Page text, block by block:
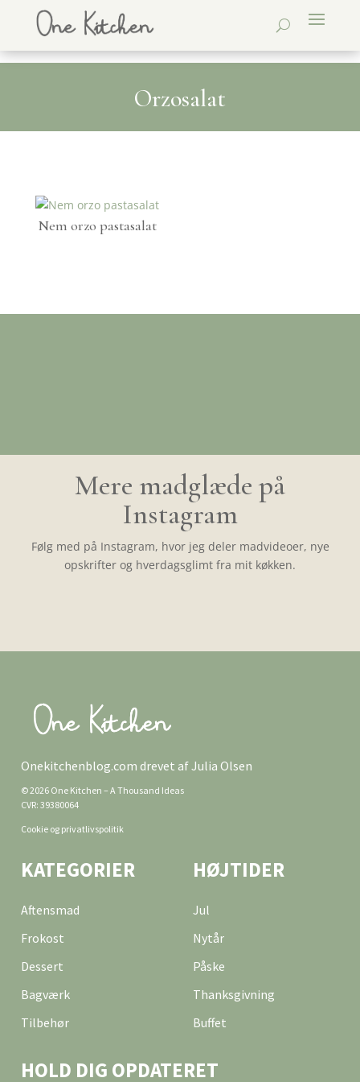
Orzosalat
Nem orzo pastasalat
Mere madglæde på
Instagram
Følg med på Instagram, hvor jeg deler madvideoer, nye
opskrifter og hverdagsglimt fra mit køkken.
Onekitchenblog.com drevet af Julia Olsen
© 2026 One Kitchen – A Thousand Ideas
CVR: 39380064
Cookie og privatlivspolitik
KATEGORIER
Aftensmad
Frokost
Dessert
Bagværk
Tilbehør
HØJTIDER
Jul
Nytår
Påske
Thanksgivning
Buffet
HOLD DIG OPDATERET